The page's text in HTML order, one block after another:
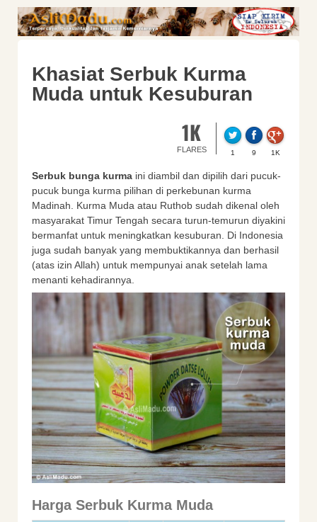
Khasiat Serbuk Kurma
Muda untuk Kesuburan
1K
FLARES 1 9 1K
Serbuk bunga kurma ini diambil dan dipilih dari pucuk-
pucuk bunga kurma pilihan di perkebunan kurma
Madinah. Kurma Muda atau Ruthob sudah dikenal oleh
masyarakat Timur Tengah secara turun-temurun diyakini
bermanfat untuk meningkatkan kesuburan. Di Indonesia
juga sudah banyak yang membuktikannya dan berhasil
(atas izin Allah) untuk mempunyai anak setelah lama
menanti kehadirannya.
Harga Serbuk Kurma Muda